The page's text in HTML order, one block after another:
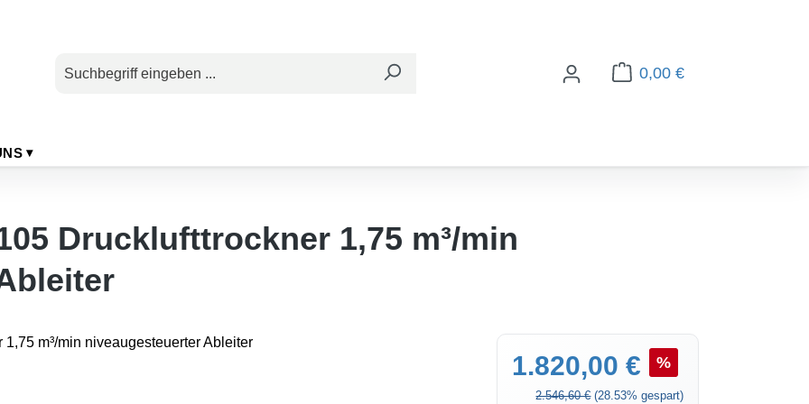
0,00 €
Warenkorb enthält 0
Drucklufttrockner 1,75 m³/min
Verkaufspreis:
1.820,00 € %
Regulärer Preis:
2.546,60 € (28.53% gespart)